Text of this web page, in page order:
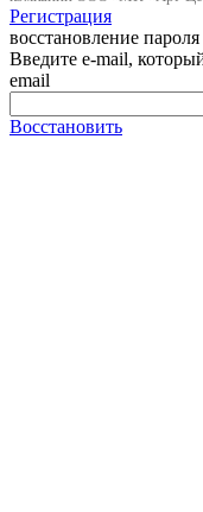
Регистрация
восстановление пароля
Введите e-mail,
email
Восстановить